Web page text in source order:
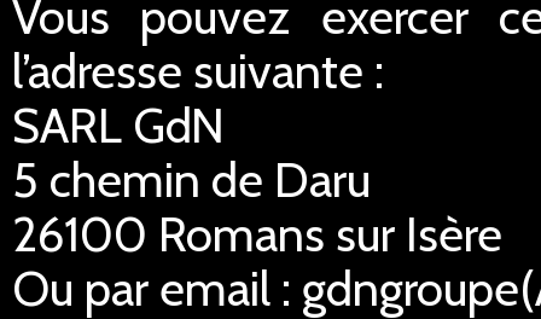
Vous pouvez exercer
l’adresse suivante :
SARL GdN
5 chemin de Daru
26100 Romans sur Isère
Ou par email :